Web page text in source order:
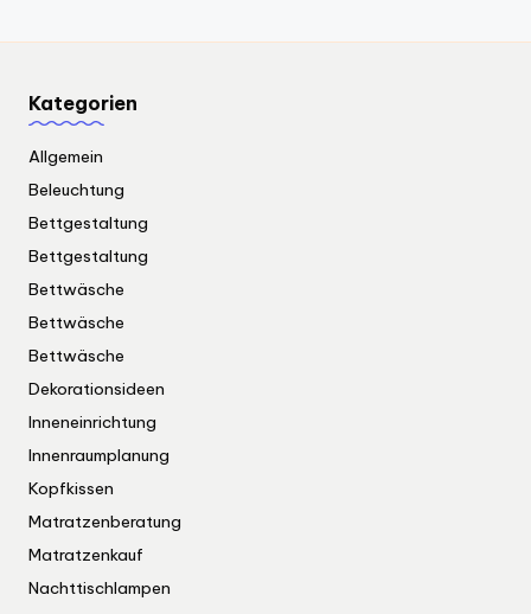
Kategorien
Allgemein
Beleuchtung
Bettgestaltung
Bettgestaltung
Bettwäsche
Bettwäsche
Bettwäsche
Dekorationsideen
Inneneinrichtung
Innenraumplanung
Kopfkissen
Matratzenberatung
Matratzenkauf
Nachttischlampen